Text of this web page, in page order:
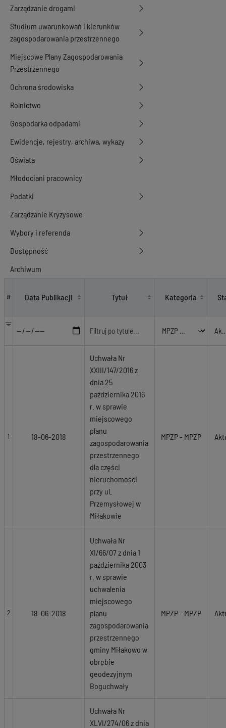
Zarządzanie drogami
Studium uwarunkowań i kierunków
zagospodarowania przestrzennego
Miejscowe Plany Zagospodarowania
Przestrzennego
Ochrona środowiska
Rolnictwo
Gospodarka odpadami
Ewidencje, rejestry, archiwa, wykazy
Oświata
Młodociani pracownicy
Podatki
Zarządzanie Kryzysowe
Wybory i referenda
Dostępność
Archiwum
# Data Publikacji Tytuł Kategoria
1 18-06-2018
Uchwała Nr
XXIII/147/2016 z
dnia 25
października 2016
r. w sprawie
miejscowego
planu
zagospodarowania
przestrzennego
dla części
nieruchomości
przy ul.
Przemysłowej w
Miłakowie
MPZP - MPZP
2 18-06-2018
Uchwała Nr
XI/66/07 z dnia 1
października 2003
r. w sprawie
uchwalenia
miejscowego
planu
zagospodarowania
przestrzennego
gminy Miłakowo w
obrębie
geodezyjnym
Boguchwały
MPZP - MPZP
Uchwała Nr
XLVI/274/06 z dnia